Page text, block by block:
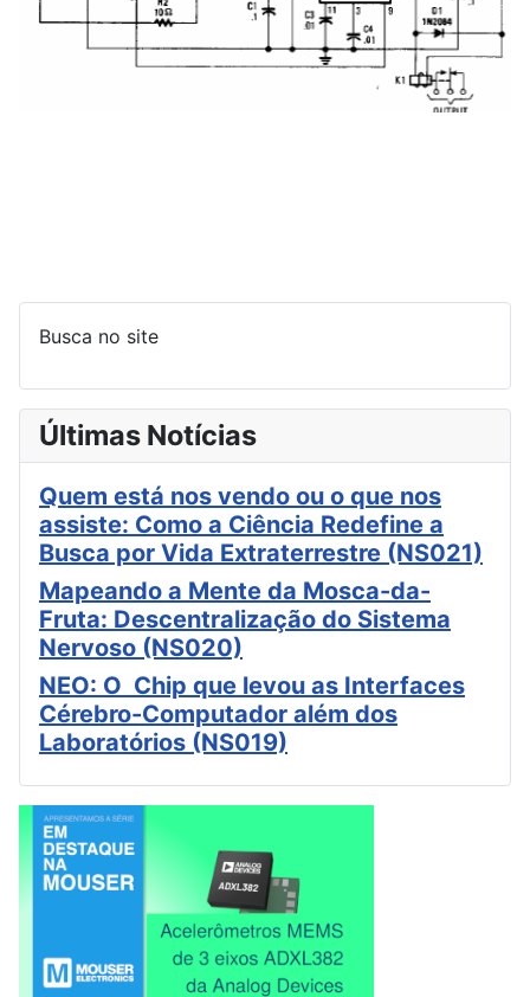
Busca no site
Últimas Notícias
Quem está nos vendo ou o que nos
assiste: Como a Ciência Redefine a
Busca por Vida Extraterrestre (NS021)
Mapeando a Mente da Mosca-da-
Fruta: Descentralização do Sistema
Nervoso (NS020)
NEO: O Chip que levou as Interfaces
Cérebro-Computador além dos
Laboratórios (NS019)